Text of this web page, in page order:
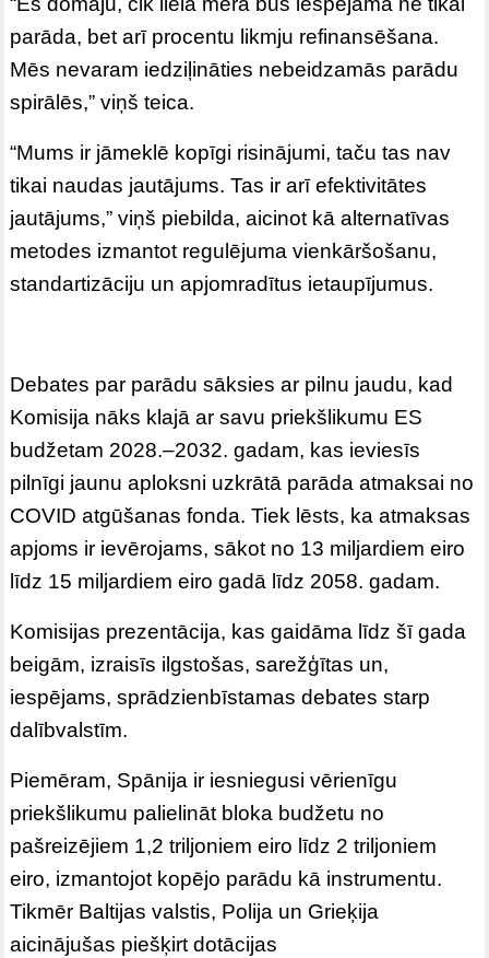
parāda, bet arī procentu likmju refinansēšana.
Mēs nevaram iedziļināties nebeidzamās parādu
spirālēs,” viņš teica.
“Mums ir jāmeklē kopīgi risinājumi, taču tas nav
tikai naudas jautājums. Tas ir arī efektivitātes
jautājums,” viņš piebilda, aicinot kā alternatīvas
metodes izmantot regulējuma vienkāršošanu,
standartizāciju un apjomradītus ietaupījumus.
Debates par parādu sāksies ar pilnu jaudu, kad
Komisija nāks klajā ar savu priekšlikumu ES
budžetam 2028.–2032. gadam, kas ieviesīs
pilnīgi jaunu aploksni uzkrātā parāda atmaksai no
COVID atgūšanas fonda. Tiek lēsts, ka atmaksas
apjoms ir ievērojams, sākot no 13 miljardiem eiro
līdz 15 miljardiem eiro gadā līdz 2058. gadam.
Komisijas prezentācija, kas gaidāma līdz šī gada
beigām, izraisīs ilgstošas, sarežģītas un,
iespējams, sprādzienbīstamas debates starp
dalībvalstīm.
Piemēram, Spānija ir iesniegusi vērienīgu
priekšlikumu palielināt bloka budžetu no
pašreizējiem 1,2 triljoniem eiro līdz 2 triljoniem
eiro, izmantojot kopējo parādu kā instrumentu.
Tikmēr Baltijas valstis, Polija un Grieķija
aicinājušas piešķirt dotācijas